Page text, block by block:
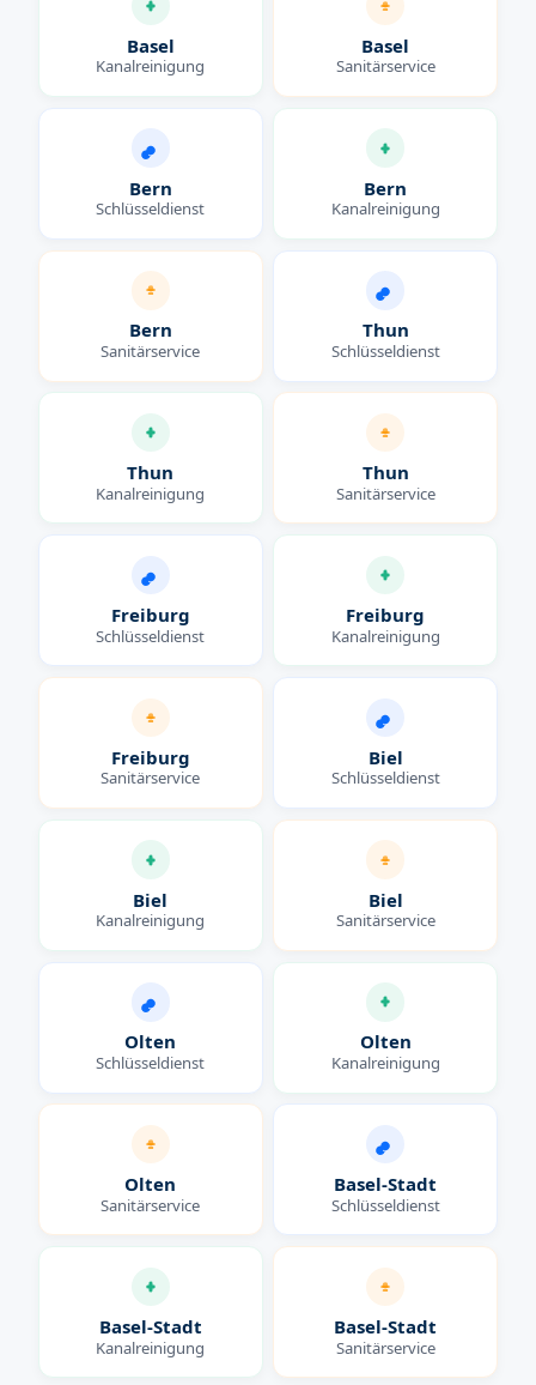
Basel
Kanalreinigung
Basel
Sanitärservice
Bern
Schlüsseldienst
Bern
Kanalreinigung
Bern
Sanitärservice
Thun
Schlüsseldienst
Thun
Kanalreinigung
Thun
Sanitärservice
Freiburg
Schlüsseldienst
Freiburg
Kanalreinigung
Freiburg
Sanitärservice
Biel
Schlüsseldienst
Biel
Kanalreinigung
Biel
Sanitärservice
Olten
Schlüsseldienst
Olten
Kanalreinigung
Olten
Sanitärservice
Basel-Stadt
Schlüsseldienst
Basel-Stadt
Kanalreinigung
Basel-Stadt
Sanitärservice